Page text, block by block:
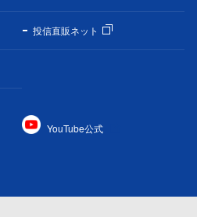
投信直販ネット
YouTube公式